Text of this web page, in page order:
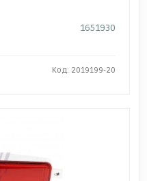
1651930
Код: 2019199-20